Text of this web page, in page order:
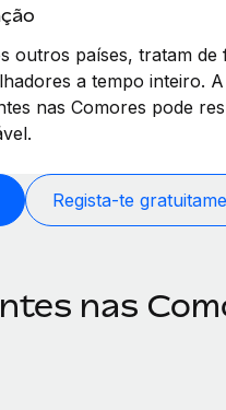
outros países, tratam
a tempo inteiro.
nas Comores pode
Regista-te
nas